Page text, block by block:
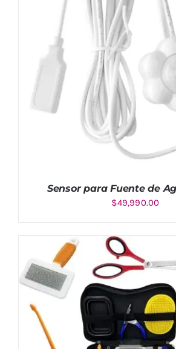
AÑADIR AL CARRITO /
Sensor para Fuente de
$49,990.00